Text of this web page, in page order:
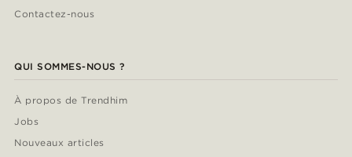
Contactez-nous
QUI SOMMES-NOUS ?
À propos de Trendhim
Jobs
Nouveaux articles